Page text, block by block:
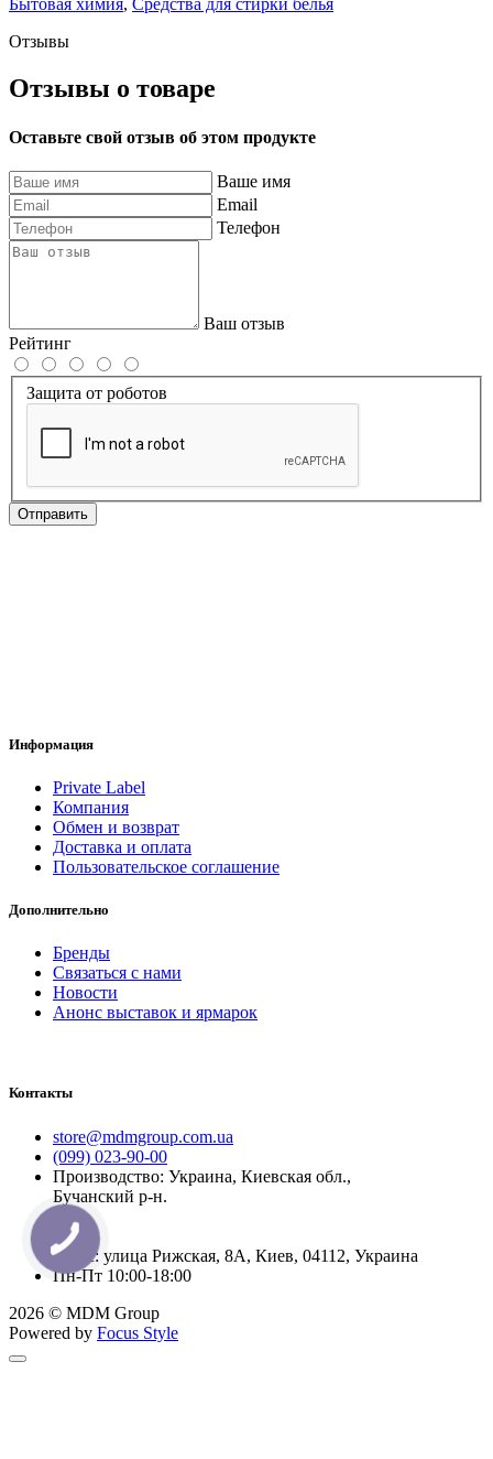
Бытовая химия, Средства для стирки белья
Отзывы
Отзывы о товаре
Оставьте свой отзыв об этом продукте
Ваше имя
Email
Телефон
Ваш отзыв
Рейтинг
Защита от роботов
Отправить
Информация
Private Label
Компания
Обмен и возврат
Доставка и оплата
Пользовательское соглашение
Дополнительно
Бренды
Связаться с нами
Новости
Анонс выставок и ярмарок
Контакты
store@mdmgroup.com.ua
(099) 023-90-00
Производство: Украина, Киевская обл.,
Бучанский р-н.
Офис: улица Рижская, 8А, Киев, 04112, Украина
Пн-Пт 10:00-18:00
2026 © MDM Group
Powered by Focus Style